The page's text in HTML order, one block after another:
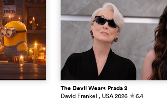
The Devil Wears Prada 2
David Frankel , USA2026 c6.4